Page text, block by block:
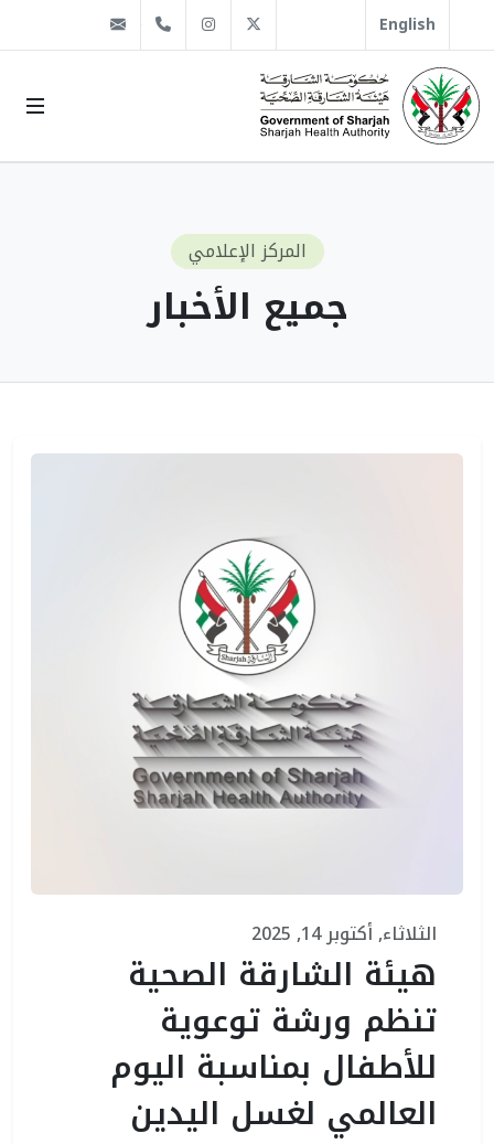
English
Twitter
Instagram
1666 509 6 971+
المركز الإعلامي
جميع الأخبار
الثلاثاء, أكتوبر 14, 2025
هيئة الشارقة الصحية
تنظم ورشة توعوية
للأطفال بمناسبة اليوم
العالمي لغسل اليدين